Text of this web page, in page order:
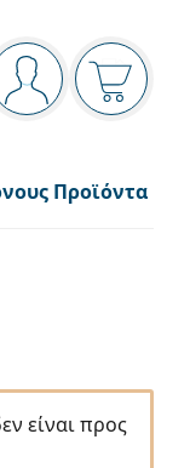
πλοήγησης
Είστε
Το
Προϊόντα
είναι προς